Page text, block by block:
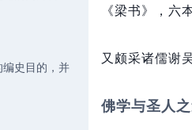
编史目的，并
《梁书》， 六
又颇采诸儒谢
佛学与圣人